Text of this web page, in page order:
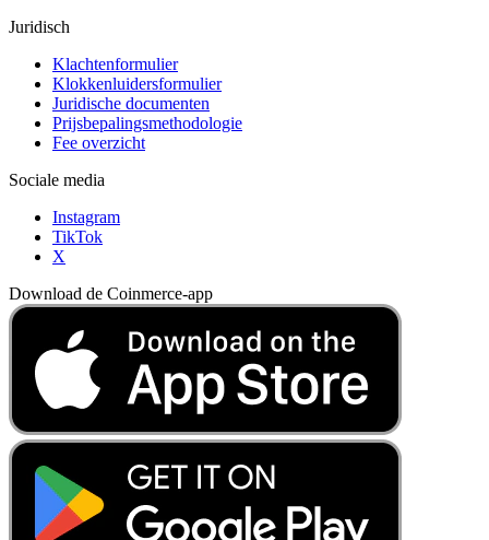
Juridisch
Klachtenformulier
Klokkenluidersformulier
Juridische documenten
Prijsbepalingsmethodologie
Fee overzicht
Sociale media
Instagram
TikTok
X
Download de Coinmerce-app